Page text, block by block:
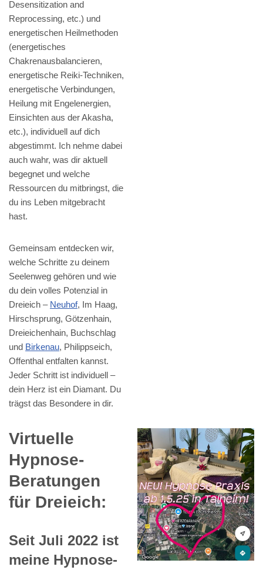
Desensitization and
Reprocessing, etc.) und
energetischen Heilmethoden
(energetisches
Chakrenausbalancieren,
energetische Reiki-Techniken,
energetische Verbindungen,
Heilung mit Engelenergien,
Einsichten aus der Akasha,
etc.), individuell auf dich
abgestimmt. Ich nehme dabei
auch wahr, was dir aktuell
begegnet und welche
Ressourcen du mitbringst, die
du ins Leben mitgebracht
hast.
Gemeinsam entdecken wir,
welche Schritte zu deinem
Seelenweg gehören und wie
du dein volles Potenzial in
Dreieich – Neuhof, Im Haag,
Hirschsprung, Götzenhain,
Dreieichenhain, Buchschlag
und Birkenau, Philippseich,
Offenthal entfalten kannst.
Jeder Schritt ist individuell –
dein Herz ist ein Diamant. Du
trägst das Besondere in dir.
Virtuelle
Hypnose-
Beratungen
für Dreieich:
Seit Juli 2022 ist
meine Hypnose-